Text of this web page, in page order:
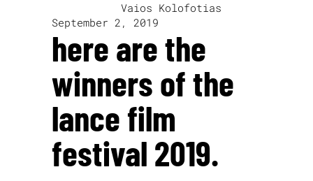
Vaios Kolofotias
September 2, 2019
here are the
winners of the
lance film
festival 2019.